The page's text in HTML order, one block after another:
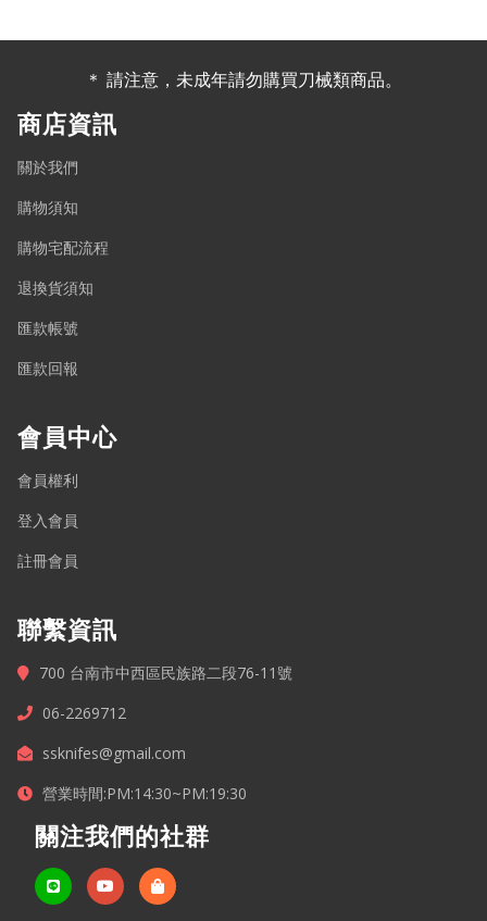
＊ 請注意，未成年請勿購買刀械類商品。
商店資訊
關於我們
購物須知
購物宅配流程
退換貨須知
匯款帳號
匯款回報
會員中心
會員權利
登入會員
註冊會員
聯繫資訊
700 台南市中西區民族路二段76-11號
06-2269712
ssknifes@gmail.com
營業時間:PM:14:30~PM:19:30
關注我們的社群